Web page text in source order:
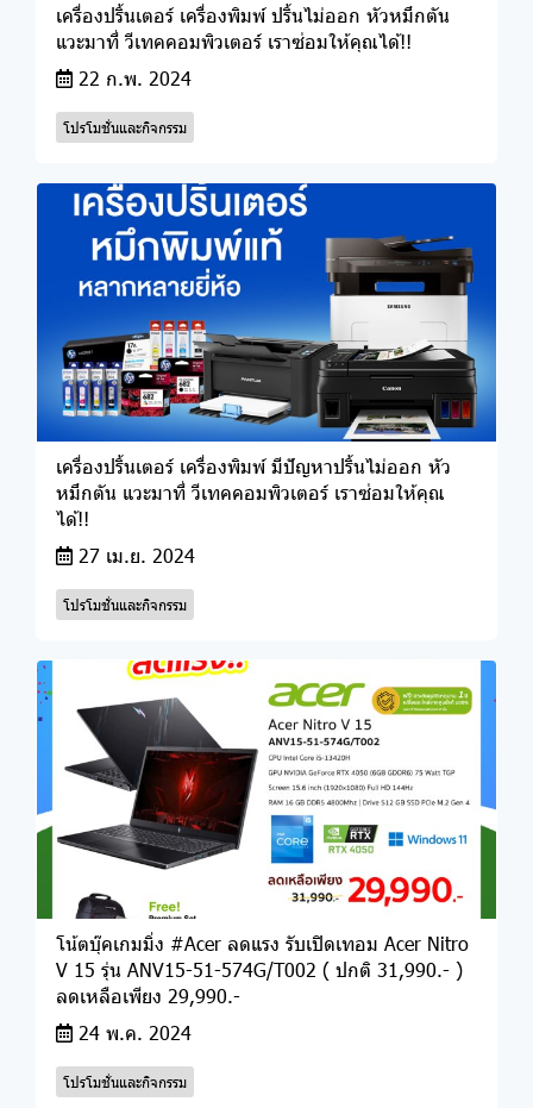
เครื่องปริ้นเตอร์ เครื่องพิมพ์ ปริ้นไม่ออก หัวหมึกตัน
แวะมาที่ วีเทคคอมพิวเตอร์ เราซ่อมให้คุณได้!!
22 ก.พ. 2024
โปรโมชั่นและกิจกรรม
เครื่องปริ้นเตอร์ เครื่องพิมพ์ มีปัญหาปริ้นไม่ออก หัว
หมึกตัน แวะมาที่ วีเทคคอมพิวเตอร์ เราซ่อมให้คุณ
ได้!!
27 เม.ย. 2024
โปรโมชั่นและกิจกรรม
โน้ตบุ๊คเกมมิ่ง #Acer ลดแรง รับเปิดเทอม Acer Nitro
V 15 รุ่น ANV15-51-574G/T002 ( ปกติ 31,990.- )
ลดเหลือเพียง 29,990.-
24 พ.ค. 2024
โปรโมชั่นและกิจกรรม